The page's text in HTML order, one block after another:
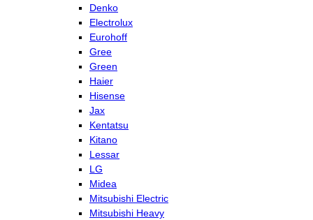
Denko
Electrolux
Eurohoff
Gree
Green
Haier
Hisense
Jax
Kentatsu
Kitano
Lessar
LG
Midea
Mitsubishi Electric
Mitsubishi Heavy